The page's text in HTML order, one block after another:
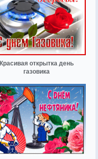
Красивая открытка день
газовика